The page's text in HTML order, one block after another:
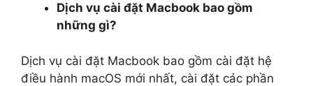
Dịch vụ cài đặt Macbook bao gồm
những gì?
Dịch vụ cài đặt Macbook bao gồm cài đặt hệ
điều hành macOS mới nhất, cài đặt các phần